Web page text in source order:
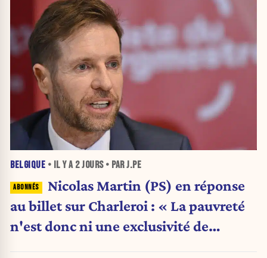
BELGIQUE • IL Y A 2 JOURS• PAR J.PE
Nicolas Martin (PS) en réponse
au billet sur Charleroi : « La pauvreté
n'est donc ni une exclusivité de